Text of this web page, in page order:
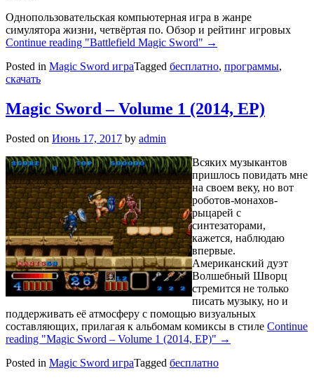
Однопользовательская компьютерная игра в жанре
симулятора жизни, четвёртая по. Обзор и рейтинг игровых
Continue reading "Battlefield Magic Sword" →
Posted in Magic Sword играTagged бесплатно, программы,
скачать
Magic Sword – Volume 1 (2014, EP)
Posted on Июнь 17, 2017 by admin
Всяких музыкантов
пришлось повидать мне
на своем веку, но вот
роботов-монахов-
рыцарей с
синтезаторами,
кажется, наблюдаю
впервые.
Американский дуэт
Волшебный Шворц
стремится не только
писать музыку, но и
поддерживать её атмосферу с помощью визуальных
составляющих, прилагая к альбомам комиксы в стиле Continue
reading "Magic Sword – Volume 1 (2014, EP)" →
Posted in Magic Sword играTagged бесплатно